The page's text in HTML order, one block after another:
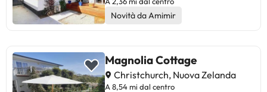
Novità da Amimir
Magnolia Cottage
Christchurch, Nuova Zelanda
A 8,54 mi dal centro